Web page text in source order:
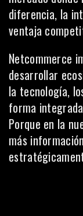
diferencia, la
ventaja
Netcommerce
desarrollar
la tecnología,
forma
Porque en la
más